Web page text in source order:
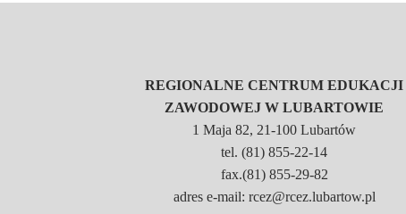
REGIONALNE CENTRUM EDUKACJI
ZAWODOWEJ W LUBARTOWIE
1 Maja 82, 21-100 Lubartów
tel. (81) 855-22-14
fax.(81) 855-29-82
adres e-mail: rcez@rcez.lubartow.pl